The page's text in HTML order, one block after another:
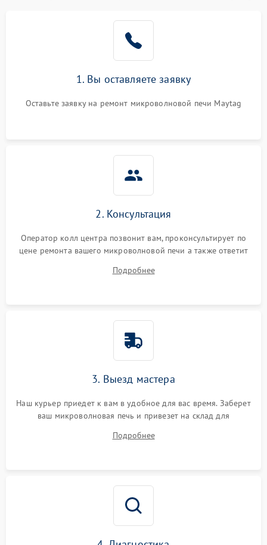
2200 ₽
Не работают сенсорные
1000 ₽
1. Вы оставляете заявку
Оставьте заявку на ремонт микроволновой печи Maytag
2. Консультация
Оператор колл центра позвонит вам, проконсультирует по
цене ремонта вашего микроволновой печи а также ответит
Подробнее
3. Выезд мастера
Наш курьер приедет к вам в удобное для вас время. Заберет
ваш микроволновая печь и привезет на склад для
Подробнее